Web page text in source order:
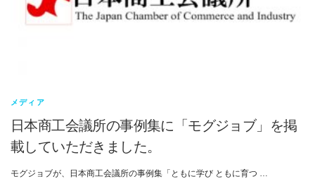
メディア
日本商工会議所の事例集に「モグジョブ」を掲
載していただきました。
モグジョブが、日本商工会議所の事例集「ともに学び ともに育つ …